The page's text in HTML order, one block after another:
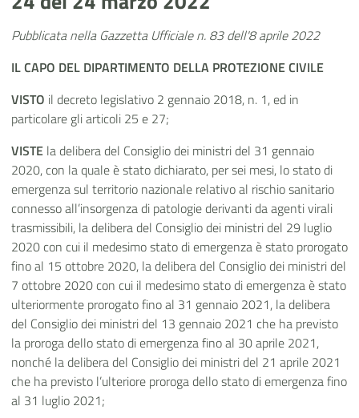
Pubblicata nella Gazzetta Ufficiale n. 83 dell'8 aprile 2022
IL CAPO DEL DIPARTIMENTO DELLA PROTEZIONE CIVILE
VISTO il decreto legislativo 2 gennaio 2018, n. 1, ed in
particolare gli articoli 25 e 27;
VISTE la delibera del Consiglio dei ministri del 31 gennaio
2020, con la quale è stato dichiarato, per sei mesi, lo stato di
emergenza sul territorio nazionale relativo al rischio sanitario
connesso all’insorgenza di patologie derivanti da agenti virali
trasmissibili, la delibera del Consiglio dei ministri del 29 luglio
2020 con cui il medesimo stato di emergenza è stato prorogato
fino al 15 ottobre 2020, la delibera del Consiglio dei ministri del
7 ottobre 2020 con cui il medesimo stato di emergenza è stato
ulteriormente prorogato fino al 31 gennaio 2021, la delibera
del Consiglio dei ministri del 13 gennaio 2021 che ha previsto
la proroga dello stato di emergenza fino al 30 aprile 2021,
nonché la delibera del Consiglio dei ministri del 21 aprile 2021
che ha previsto l’ulteriore proroga dello stato di emergenza fino
al 31 luglio 2021;